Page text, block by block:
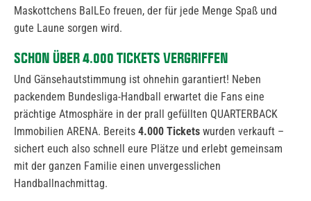
Maskottchens BalLEo freuen, der für jede Menge Spaß und
gute Laune sorgen wird.
SCHON ÜBER 4.000 TICKETS VERGRIFFEN
Und Gänsehautstimmung ist ohnehin garantiert! Neben
packendem Bundesliga-Handball erwartet die Fans eine
prächtige Atmosphäre in der prall gefüllten QUARTERBACK
Immobilien ARENA. Bereits 4.000 Tickets wurden verkauft –
sichert euch also schnell eure Plätze und erlebt gemeinsam
mit der ganzen Familie einen unvergesslichen
Handballnachmittag.